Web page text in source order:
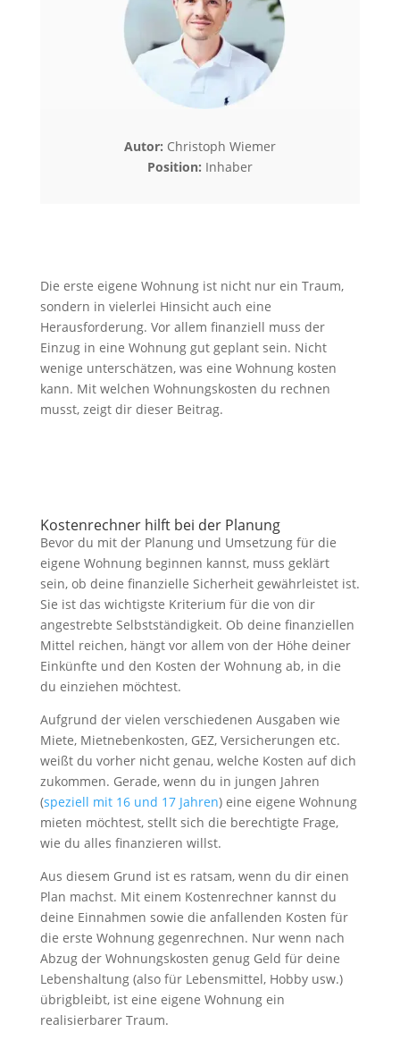
Autor: Christoph Wiemer
Position: Inhaber
Die erste eigene Wohnung ist nicht nur ein Traum,
sondern in vielerlei Hinsicht auch eine
Herausforderung. Vor allem finanziell muss der
Einzug in eine Wohnung gut geplant sein. Nicht
wenige unterschätzen, was eine Wohnung kosten
kann. Mit welchen Wohnungskosten du rechnen
musst, zeigt dir dieser Beitrag.
Kostenrechner hilft bei der Planung
Bevor du mit der Planung und Umsetzung für die
eigene Wohnung beginnen kannst, muss geklärt
sein, ob deine finanzielle Sicherheit gewährleistet ist.
Sie ist das wichtigste Kriterium für die von dir
angestrebte Selbstständigkeit. Ob deine finanziellen
Mittel reichen, hängt vor allem von der Höhe deiner
Einkünfte und den Kosten der Wohnung ab, in die
du einziehen möchtest.
Aufgrund der vielen verschiedenen Ausgaben wie
Miete, Mietnebenkosten, GEZ, Versicherungen etc.
weißt du vorher nicht genau, welche Kosten auf dich
zukommen. Gerade, wenn du in jungen Jahren
(speziell mit 16 und 17 Jahren) eine eigene Wohnung
mieten möchtest, stellt sich die berechtigte Frage,
wie du alles finanzieren willst.
Aus diesem Grund ist es ratsam, wenn du dir einen
Plan machst. Mit einem Kostenrechner kannst du
deine Einnahmen sowie die anfallenden Kosten für
die erste Wohnung gegenrechnen. Nur wenn nach
Abzug der Wohnungskosten genug Geld für deine
Lebenshaltung (also für Lebensmittel, Hobby usw.)
übrigbleibt, ist eine eigene Wohnung ein
realisierbarer Traum.